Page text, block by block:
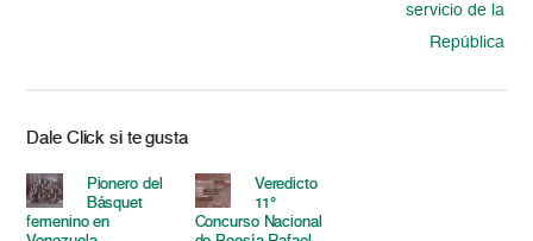
servicio de la
República
Dale Click si te gusta
Pionero del
Básquet
femenino en
Veredicto
11°
Concurso Nacional